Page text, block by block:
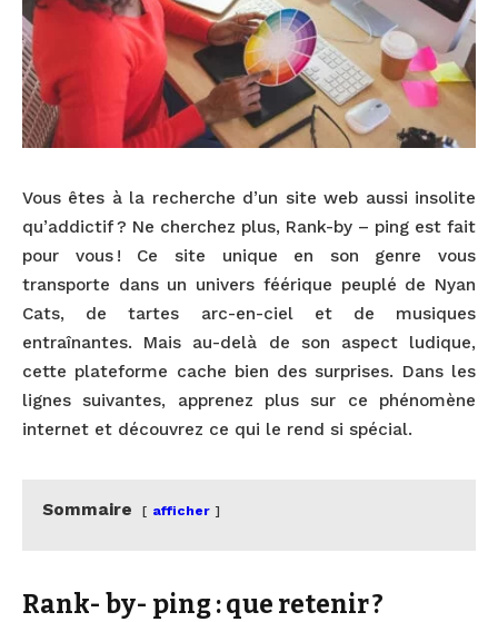
Vous êtes à la recherche d’un site web aussi insolite
qu’addictif ? Ne cherchez plus, Rank-by – ping est fait
pour vous ! Ce site unique en son genre vous
transporte dans un univers féérique peuplé de Nyan
Cats, de tartes arc-en-ciel et de musiques
entraînantes. Mais au-delà de son aspect ludique,
cette plateforme cache bien des surprises. Dans les
lignes suivantes, apprenez plus sur ce phénomène
internet et découvrez ce qui le rend si spécial.
Sommaire afficher
Rank- by- ping : que retenir ?